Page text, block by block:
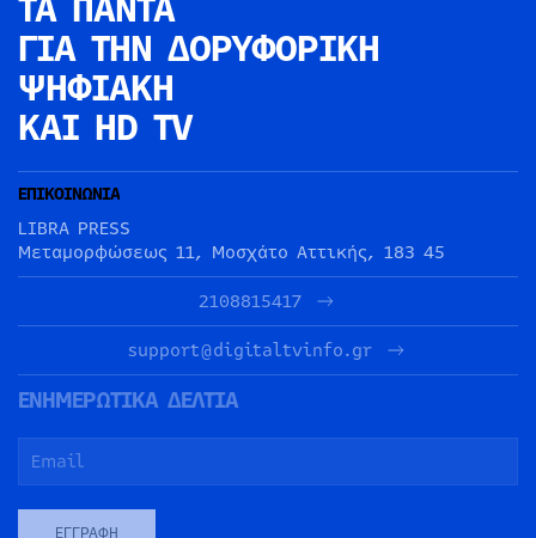
ΓΙΑ ΤΗΝ ΔΟΡΥΦΟΡΙΚΗ
ΨΗΦΙΑΚΗ
ΚΑΙ HD TV
ΕΠΙΚΟΙΝΩΝΙΑ
LIBRA PRESS
Μεταμορφώσεως 11, Μοσχάτο Αττικής, 183 45
2108815417
support@digitaltvinfo.gr
ΕΝΗΜΕΡΩΤΙΚΑ ΔΕΛΤΙΑ
ΕΓΓΡΑΦΉ